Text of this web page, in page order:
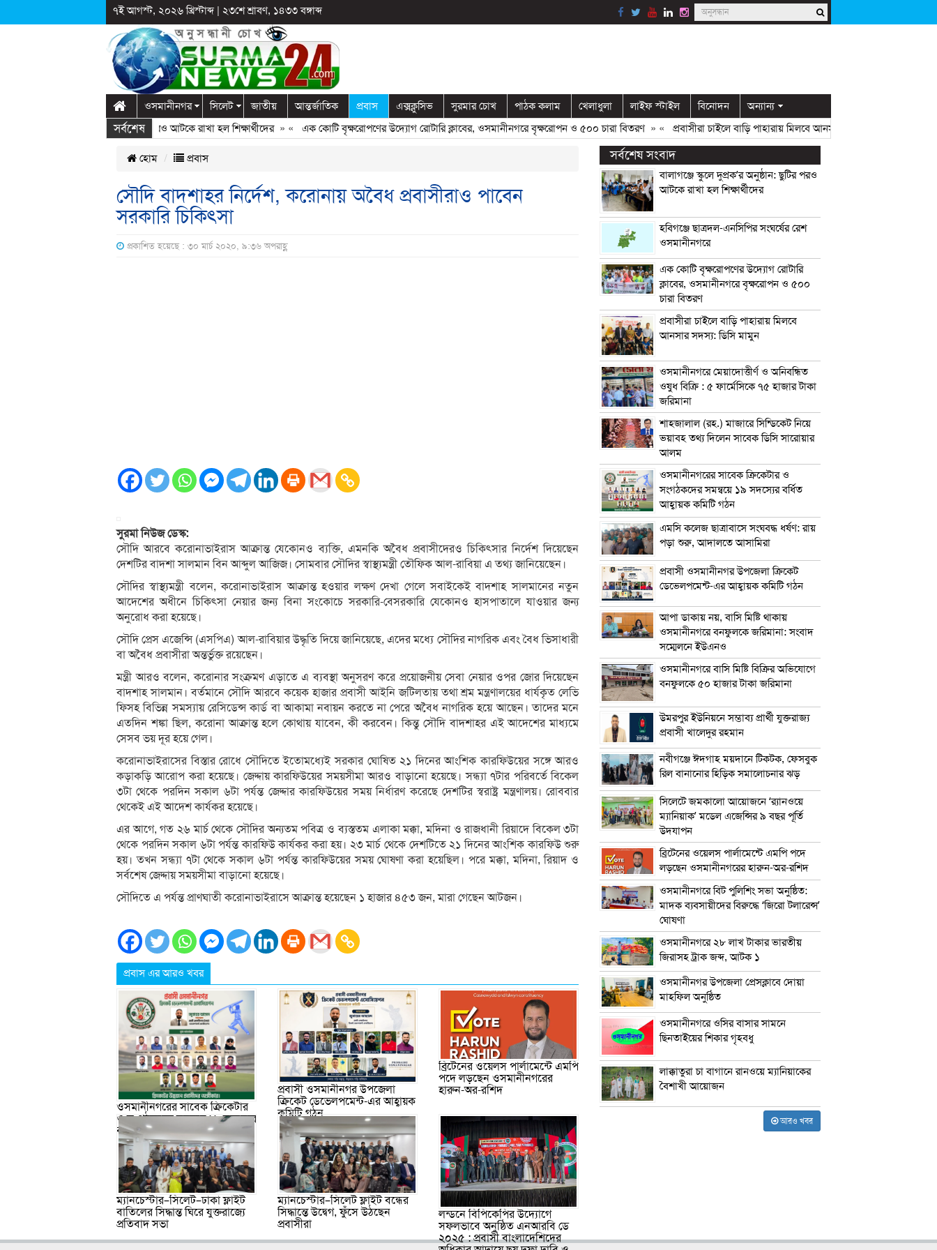
৭ই আগস্ট, ২০২৬ খ্রিস্টাব্দ| ২৩শে শ্রাবণ, ১৪৩৩ বঙ্গাব্দ
ওসমানীনগর সিলেট জাতীয় আন্তর্জাতিক প্রবাস এক্সক্লুসিভ সুরমার চোখ পাঠক কলাম খেলাধুলা লাইফ স্টাইল বিনোদন অন্যান্য
সর্বশেষ
স্কুলে দুপ্রক’র অনুষ্ঠান: ছুটির পরও আটকে রাখা হল শিক্ষার্থীদের» « এক কোটি বৃক্ষরোপণের উদ্যোগ রোটারি ক্লাবের, ওসমানীনগরে বৃক্ষরোপন ও ৫০০ চারা বিতরণ» « প্রবাসীরা চাইলে বাড়ি পাহারায় মিলবে আনসার সদস্য: ডিসি মামুন
হোম প্রবাস
সৌদি বাদশাহর নির্দেশ, করোনায় অবৈধ প্রবাসীরাও পাবেন
সরকারি চিকিৎসা
প্রকাশিত হয়েছে : ৩০ মার্চ ২০২০, ৯:৩৬ অপরাহ্ণ
সুরমা নিউজ ডেস্ক:
সৌদি আরবে করোনাভাইরাস আক্রান্ত যেকোনও ব্যক্তি, এমনকি অবৈধ প্রবাসীদেরও চিকিৎসার নির্দেশ দিয়েছেন
দেশটির বাদশা সালমান বিন আব্দুল আজিজ। সোমবার সৌদির স্বাস্থ্যমন্ত্রী তৌফিক আল-রাবিয়া এ তথ্য জানিয়েছেন।
সৌদির স্বাস্থ্যমন্ত্রী বলেন, করোনাভাইরাস আক্রান্ত হওয়ার লক্ষণ দেখা গেলে সবাইকেই বাদশাহ সালমানের নতুন
আদেশের অধীনে চিকিৎসা নেয়ার জন্য বিনা সংকোচে সরকারি-বেসরকারি যেকোনও হাসপাতালে যাওয়ার জন্য
অনুরোধ করা হয়েছে।
সৌদি প্রেস এজেন্সি (এসপিএ) আল-রাবিয়ার উদ্ধৃতি দিয়ে জানিয়েছে, এদের মধ্যে সৌদির নাগরিক এবং বৈধ ভিসাধারী
বা অবৈধ প্রবাসীরা অন্তর্ভুক্ত রয়েছেন।
মন্ত্রী আরও বলেন, করোনার সংক্রমণ এড়াতে এ ব্যবস্থা অনুসরণ করে প্রয়োজনীয় সেবা নেয়ার ওপর জোর দিয়েছেন
বাদশাহ সালমান। বর্তমানে সৌদি আরবে কয়েক হাজার প্রবাসী আইনি জটিলতায় তথা শ্রম মন্ত্রণালয়ের ধার্যকৃত লেভি
ফিসহ বিভিন্ন সমস্যায় রেসিডেন্স কার্ড বা আকামা নবায়ন করতে না পেরে অবৈধ নাগরিক হয়ে আছেন। তাদের মনে
এতদিন শঙ্কা ছিল, করোনা আক্রান্ত হলে কোথায় যাবেন, কী করবেন। কিন্তু সৌদি বাদশাহর এই আদেশের মাধ্যমে
সেসব ভয় দূর হয়ে গেল।
করোনাভাইরাসের বিস্তার রোধে সৌদিতে ইতোমধ্যেই সরকার ঘোষিত ২১ দিনের আংশিক কারফিউয়ের সঙ্গে আরও
কড়াকড়ি আরোপ করা হয়েছে। জেদ্দায় কারফিউয়ের সময়সীমা আরও বাড়ানো হয়েছে। সন্ধ্যা ৭টার পরিবর্তে বিকেল
৩টা থেকে পরদিন সকাল ৬টা পর্যন্ত জেদ্দার কারফিউয়ের সময় নির্ধারণ করেছে দেশটির স্বরাষ্ট্র মন্ত্রণালয়। রোববার
থেকেই এই আদেশ কার্যকর হয়েছে।
এর আগে, গত ২৬ মার্চ থেকে সৌদির অন্যতম পবিত্র ও ব্যস্ততম এলাকা মক্কা, মদিনা ও রাজধানী রিয়াদে বিকেল ৩টা
থেকে পরদিন সকাল ৬টা পর্যন্ত কারফিউ কার্যকর করা হয়। ২৩ মার্চ থেকে দেশটিতে ২১ দিনের আংশিক কারফিউ শুরু
হয়। তখন সন্ধ্যা ৭টা থেকে সকাল ৬টা পর্যন্ত কারফিউয়ের সময় ঘোষণা করা হয়েছিল। পরে মক্কা, মদিনা, রিয়াদ ও
সর্বশেষ জেদ্দায় সময়সীমা বাড়ানো হয়েছে।
সৌদিতে এ পর্যন্ত প্রাণঘাতী করোনাভাইরাসে আক্রান্ত হয়েছেন ১ হাজার ৪৫৩ জন, মারা গেছেন আটজন।
প্রবাস এর আরও খবর
ওসমানীনগরের সাবেক ক্রিকেটার
ও সংগঠকদের সমন্বয়ে ১৯ সদস্যের
বর্ধিত আহ্বায়ক কমিটি গঠন
প্রবাসী ওসমানীনগর উপজেলা
ক্রিকেট ডেভেলপমেন্ট-এর আহ্বায়ক
কমিটি গঠন
ব্রিটেনের ওয়েলস পার্লামেন্টে এমপি
পদে লড়ছেন ওসমানীনগরের
হারুন-অর-রশিদ
ম্যানচেস্টার–সিলেট–ঢাকা ফ্লাইট
বাতিলের সিদ্ধান্ত ঘিরে যুক্তরাজ্যে
প্রতিবাদ সভা
ম্যানচেস্টার–সিলেট ফ্লাইট বন্ধের
সিদ্ধান্তে উদ্বেগ, ফুঁসে উঠছেন
প্রবাসীরা
লন্ডনে বিপিকেপির উদ্যোগে
সফলভাবে অনুষ্ঠিত এনআরবি ডে
২০২৫ : প্রবাসী বাংলাদেশিদের
সর্বশেষ সংবাদ
বালাগঞ্জে স্কুলে দুপ্রক’র অনুষ্ঠান: ছুটির পরও
আটকে রাখা হল শিক্ষার্থীদের
হবিগঞ্জে ছাত্রদল-এনসিপির সংঘর্ষের রেশ
ওসমানীনগরে
এক কোটি বৃক্ষরোপণের উদ্যোগ রোটারি
ক্লাবের, ওসমানীনগরে বৃক্ষরোপন ও ৫০০
চারা বিতরণ
প্রবাসীরা চাইলে বাড়ি পাহারায় মিলবে
আনসার সদস্য: ডিসি মামুন
ওসমানীনগরে মেয়াদোত্তীর্ণ ও অনিবন্ধিত
ওষুধ বিক্রি : ৫ ফার্মেসিকে ৭৫ হাজার টাকা
জরিমানা
শাহজালাল (রহ.) মাজারে সিন্ডিকেট নিয়ে
ভয়াবহ তথ্য দিলেন সাবেক ডিসি সারোয়ার
আলম
ওসমানীনগরের সাবেক ক্রিকেটার ও
সংগঠকদের সমন্বয়ে ১৯ সদস্যের বর্ধিত
আহ্বায়ক কমিটি গঠন
এম‌সি কলেজ ছাত্রাবাসে সংঘবদ্ধ ধর্ষণ: রায়
পড়া শুরু, আদালতে আসামিরা
প্রবাসী ওসমানীনগর উপজেলা ক্রিকেট
ডেভেলপমেন্ট-এর আহ্বায়ক কমিটি গঠন
আপা ডাকায় নয়, বাসি মিষ্টি থাকায়
ওসমানীনগরে বনফুলকে জরিমানা: সংবাদ
সম্মেলনে ইউএনও
ওসমানীনগরে বাসি মিষ্টি বিক্রির অভিযোগে
বনফুলকে ৫০ হাজার টাকা জরিমানা
উমরপুর ইউনিয়নে সম্ভাব্য প্রার্থী যুক্তরাজ্য
প্রবাসী খালেদুর রহমান
নবীগঞ্জে ঈদগাহ ময়দানে টিকটক, ফেসবুক
রিল বানানোর হিড়িক সমালোচনার ঝড়
সিলেটে জমকালো আয়োজনে ‘র‍্যানওয়ে
ম্যানিয়াক’ মডেল এজেন্সির ৯ বছর পূর্তি
উদযাপন
ব্রিটেনের ওয়েলস পার্লামেন্টে এমপি পদে
লড়ছেন ওসমানীনগরের হারুন-অর-রশিদ
ওসমানীনগরে বিট পুলিশিং সভা অনুষ্ঠিত:
মাদক ব্যবসায়ীদের বিরুদ্ধে ‘জিরো টলারেন্স’
ঘোষণা
ওসমানীনগরে ২৮ লাখ টাকার ভারতীয়
জিরাসহ ট্রাক জব্দ, আটক ১
ওসমানীনগর উপজেলা প্রেসক্লাবে দোয়া
মাহফিল অনুষ্ঠিত
ওসমানীনগরে ওসির বাসার সামনে
ছিনতাইয়ের শিকার গৃহবধু
লাক্কাতুরা চা বাগানে রানওয়ে ম্যানিয়াকের
বৈশাখী আয়োজন
আরও খবর